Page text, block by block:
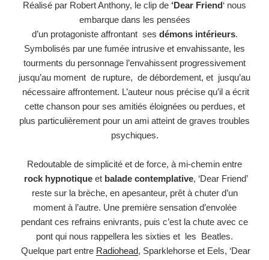
Réalisé par Robert Anthony, le clip de ‘Dear Friend ‘ nous
embarque dans les pensées
d’un protagoniste affrontant ses démons intérieurs.
Symbolisés par une fumée intrusive et envahissante, les
tourments du personnage l’envahissent progressivement
jusqu’au moment de rupture, de débordement, et jusqu’au
nécessaire affrontement. L’auteur nous précise qu’il a écrit
cette chanson pour ses amitiés éloignées ou perdues, et
plus particulièrement pour un ami atteint de graves troubles
psychiques.
Redoutable de simplicité et de force, à mi-chemin entre
rock hypnotique et balade contemplative, ‘Dear Friend’
reste sur la brèche, en apesanteur, prêt à chuter d’un
moment à l’autre. Une première sensation d’envolée
pendant ces refrains enivrants, puis c’est la chute avec ce
pont qui nous rappellera les sixties et les Beatles.
Quelque part entre Radiohead, Sparklehorse et Eels, ‘Dear